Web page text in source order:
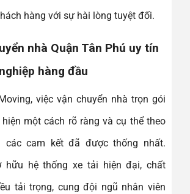
hàng với sự hài lòng tuyệt đối.
nhà Quận Tân Phú uy tín
hàng đầu
việc vận chuyển nhà trọn gói
một cách rõ ràng và cụ thể theo
các cam kết đã được thống nhất.
hữu hệ thống xe tải hiện đại, chất
tải trọng, cung đội ngũ nhân viên